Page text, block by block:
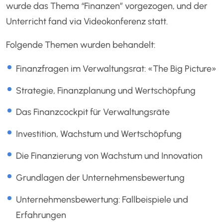
wurde das Thema “Finanzen” vorgezogen, und der
Unterricht fand via Videokonferenz statt.
Folgende Themen wurden behandelt:
Finanzfragen im Verwaltungsrat: «The Big Picture»
Strategie, Finanzplanung und Wertschöpfung
Das Finanzcockpit für Verwaltungsräte
Investition, Wachstum und Wertschöpfung
Die Finanzierung von Wachstum und Innovation
Grundlagen der Unternehmensbewertung
Unternehmensbewertung: Fallbeispiele und
Erfahrungen